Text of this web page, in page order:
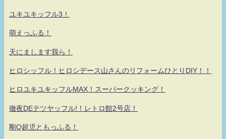
ユキユキッフル3！
萌えっふる！
天にまします我ら！
ヒロシッフル！ヒロシデース山さんのリフォームひとりDIY！！
ヒロユキユキッフルMAX！スーパークッキング！
徹夜DEテツヤッフル!！レトロ館2号店！
剛Q超児ともっふる！